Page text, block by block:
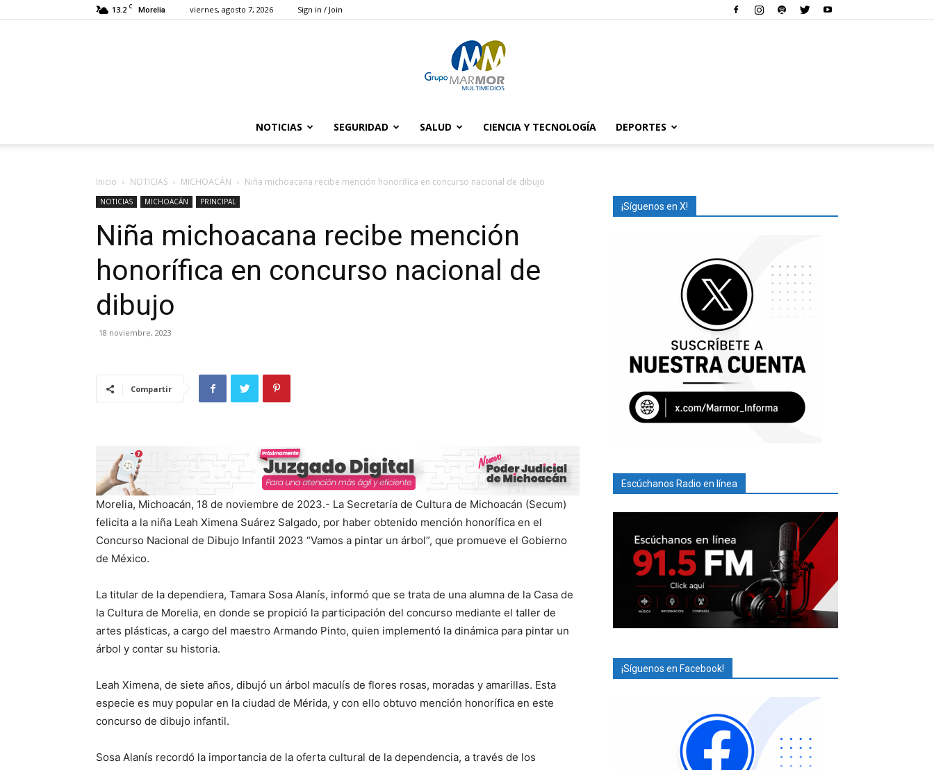
13.2 C Morelia viernes, agosto 7, 2026 Sign in / Join
Marmor
NOTICIAS SEGURIDAD SALUD CIENCIA Y TECNOLOGÍA DEPORTES
Inicio NOTICIAS MICHOACÁN Niña michoacana recibe mención honorífica en concurso nacional de dibujo
NOTICIAS MICHOACÁN PRINCIPAL
Niña michoacana recibe mención
honorífica en concurso nacional de
dibujo
18 noviembre, 2023
Compartir
Morelia, Michoacán, 18 de noviembre de 2023.- La Secretaría de Cultura de Michoacán (Secum)
felicita a la niña Leah Ximena Suárez Salgado, por haber obtenido mención honorífica en el
Concurso Nacional de Dibujo Infantil 2023 “Vamos a pintar un árbol”, que promueve el Gobierno
de México.
La titular de la dependiera, Tamara Sosa Alanís, informó que se trata de una alumna de la Casa de
la Cultura de Morelia, en donde se propició la participación del concurso mediante el taller de
artes plásticas, a cargo del maestro Armando Pinto, quien implementó la dinámica para pintar un
árbol y contar su historia.
Leah Ximena, de siete años, dibujó un árbol maculís de flores rosas, moradas y amarillas. Esta
especie es muy popular en la ciudad de Mérida, y con ello obtuvo mención honorífica en este
concurso de dibujo infantil.
Sosa Alanís recordó la importancia de la oferta cultural de la dependencia, a través de los
¡Síguenos en X!
Escúchanos Radio en línea
¡Síguenos en Facebook!